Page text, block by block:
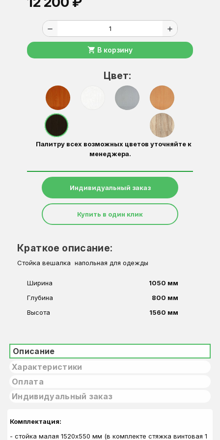
remove add
shopping_cart В корзину
Цвет:
Палитру всех возможных цветов уточняйте к
менеджера.
Индивидуальный заказ
Купить в один клик
Краткое описание:
Стойка вешалка напольная для одежды
Ширина
1050 мм
Глубина
800 мм
Высота
1560 мм
Описание
Характеристики
Оплата
Индивидуальный заказ
Комплектация:
- стойка малая 1520х550 мм (в комплекте стяжка винтовая 1